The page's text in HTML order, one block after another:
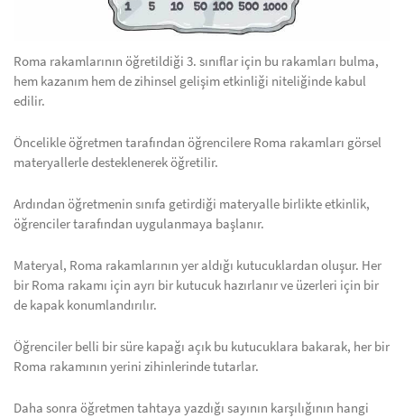
Roma rakamlarının öğretildiği 3. sınıflar için bu rakamları bulma,
hem kazanım hem de zihinsel gelişim etkinliği niteliğinde kabul
edilir.
Öncelikle öğretmen tarafından öğrencilere Roma rakamları görsel
materyallerle desteklenerek öğretilir.
Ardından öğretmenin sınıfa getirdiği materyalle birlikte etkinlik,
öğrenciler tarafından uygulanmaya başlanır.
Materyal, Roma rakamlarının yer aldığı kutucuklardan oluşur. Her
bir Roma rakamı için ayrı bir kutucuk hazırlanır ve üzerleri için bir
de kapak konumlandırılır.
Öğrenciler belli bir süre kapağı açık bu kutucuklara bakarak, her bir
Roma rakamının yerini zihinlerinde tutarlar.
Daha sonra öğretmen tahtaya yazdığı sayının karşılığının hangi